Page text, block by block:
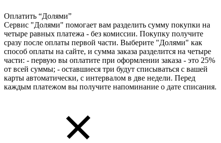
Оплатить “Долями”
Сервис "Долями" помогает вам разделить сумму покупки на
четыре равных платежа - без комиссии. Покупку получите
сразу после оплаты первой части. Выберите "Долями" как
способ оплаты на сайте, и сумма заказа разделится на четыре
части: - первую вы оплатите при оформлении заказа - это 25%
от всей суммы; - оставшиеся три будут списываться с вашей
карты автоматически, с интервалом в две недели. Перед
каждым платежом вы получите напоминание о дате списания.